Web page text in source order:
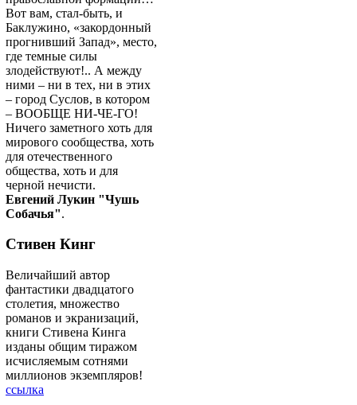
Вот вам, стал-быть, и
Баклужино, «закордонный
прогнивший Запад», место,
где темные силы
злодействуют!.. А между
ними – ни в тех, ни в этих
– город Суслов, в котором
– ВООБЩЕ НИ-ЧЕ-ГО!
Ничего заметного хоть для
мирового сообщества, хоть
для отечественного
общества, хоть и для
черной нечисти.
Евгений Лукин "Чушь
Собачья".
Стивен Кинг
Величайший автор
фантастики двадцатого
столетия, множество
романов и экранизаций,
книги Стивена Кинга
изданы общим тиражом
исчисляемым сотнями
миллионов экземпляров!
ссылка